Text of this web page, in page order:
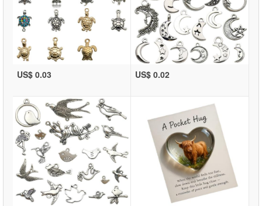
US$ 0.03 US$ 0.02